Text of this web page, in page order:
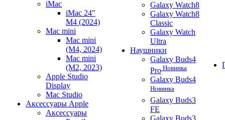
iMac
iMac 24"
M4 (2024)
Mac mini
Mac mini
(M4, 2024)
Mac mini
(M2, 2023)
Apple Studio
Display
Mac Studio
Аксессуары Apple
Аксессуары
Galaxy Watch8
Galaxy Watch8
Classic
Galaxy Watch
Ultra
Наушники
Galaxy Buds4
Pro Новинка
Galaxy Buds4
Новинка
Galaxy Buds3
FE
Galaxy Buds3